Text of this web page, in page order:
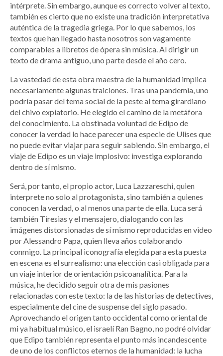
intérprete. Sin embargo, aunque es correcto volver al texto,
también es cierto que no existe una tradición interpretativa
auténtica de la tragedia griega. Por lo que sabemos, los
textos que han llegado hasta nosotros son vagamente
comparables a libretos de ópera sin música. Al dirigir un
texto de drama antiguo, uno parte desde el año cero.
La vastedad de esta obra maestra de la humanidad implica
necesariamente algunas traiciones. Tras una pandemia, uno
podría pasar del tema social de la peste al tema girardiano
del chivo expiatorio. He elegido el camino de la metáfora
del conocimiento. La obstinada voluntad de Edipo de
conocer la verdad lo hace parecer una especie de Ulises que
no puede evitar viajar para seguir sabiendo. Sin embargo, el
viaje de Edipo es un viaje implosivo: investiga explorando
dentro de sí mismo.
Será, por tanto, el propio actor, Luca Lazzareschi, quien
interprete no solo al protagonista, sino también a quienes
conocen la verdad, o al menos una parte de ella. Luca será
también Tiresias y el mensajero, dialogando con las
imágenes distorsionadas de sí mismo reproducidas en video
por Alessandro Papa, quien lleva años colaborando
conmigo. La principal iconografía elegida para esta puesta
en escena es el surrealismo: una elección casi obligada para
un viaje interior de orientación psicoanalítica. Para la
música, he decidido seguir otra de mis pasiones
relacionadas con este texto: la de las historias de detectives,
especialmente del cine de suspense del siglo pasado.
Aprovechando el origen tanto occidental como oriental de
mi ya habitual músico, el israelí Ran Bagno, no podré olvidar
que Edipo también representa el punto más incandescente
de uno de los conflictos eternos de la humanidad: la lucha